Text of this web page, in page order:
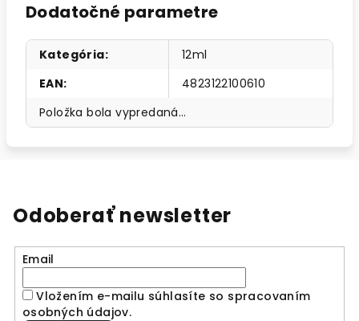
Dodatočné parametre
Kategória:
12ml
EAN:
4823122100610
Položka bola vypredaná…
Odoberať newsletter
Email
Vložením e-mailu súhlasíte so spracovaním
osobných údajov.